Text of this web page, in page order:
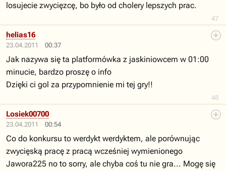
47
losujecie zwycięzcę, bo było od cholery lepszych prac.
23.04.2011 00:37
48
helias16
Jak nazywa się ta platformówka z jaskiniowcem w 01:00
minucie, bardzo proszę o info
Dzięki ci gol za przypomnienie mi tej gry!!
23.04.2011 00:54
Losiek00700
Co do konkursu to werdykt werdyktem, ale porównując
zwycięską pracę z pracą wcześniej wymienionego
Jawora225 no to sorry, ale chyba coś tu nie gra... Mogę się